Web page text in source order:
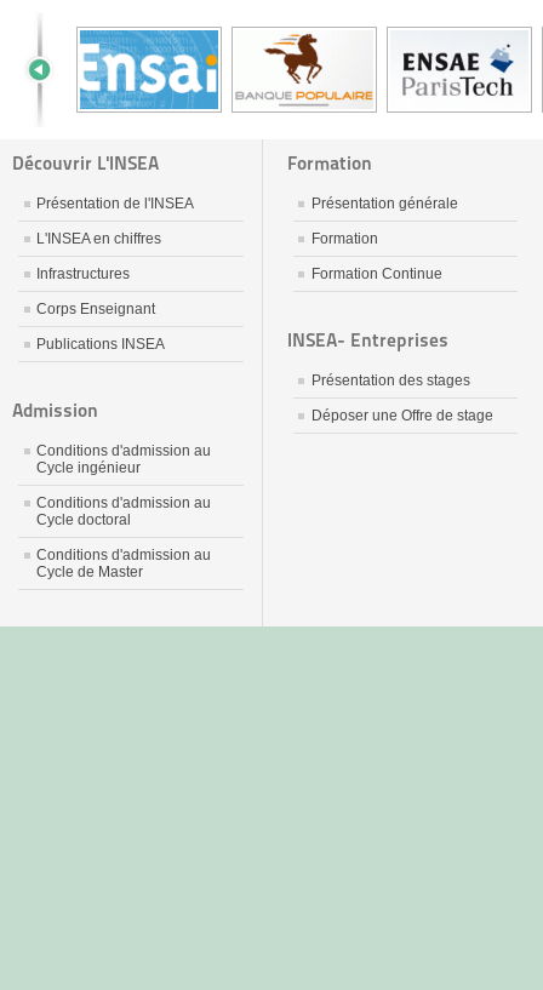
Découvrir L'INSEA
Présentation de l'INSEA
L'INSEA en chiffres
Infrastructures
Corps Enseignant
Publications INSEA
Admission
Conditions d'admission au
Cycle ingénieur
Conditions d'admission au
Cycle doctoral
Conditions d'admission au
Cycle de Master
Formation
Présentation générale
Formation
Formation Continue
INSEA- Entreprises
Présentation des stages
Déposer une Offre de stage